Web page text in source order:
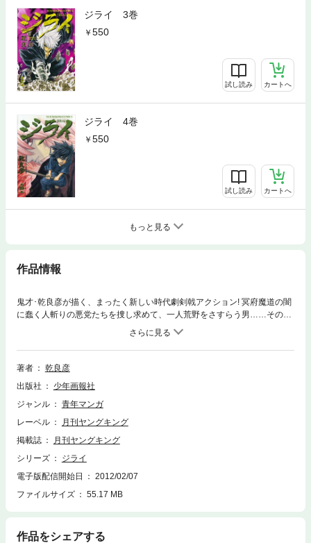
ジライ 3巻
550
試し読み カートへ
ジライ 4巻
550
試し読み カートへ
もっと見る
作品情報
鬼才･乾良彦が描く、まったく新しい時代劇剣戟アクション! 冥府魔道の闇
に蠢く人斬りの悪党たちを捜し求めて、一人荒野をさすらう男……その名
は｢ジライ｣……彼の右手は、岩をも砕くといわれる｢幻夢黒手刀｣。その刀
はしかし、斬られた者が夢に抱かれて死んで行けるという……悪と善、黒
と白が交錯する冥府魔道の闇を｢ジライ｣が斬る……時代劇漫画の未来を担
う、新感覚のスーパーアクションロマン!!?
著者
乾良彦
出版社
少年画報社
ジャンル
青年マンガ
レーベル
月刊ヤングキング
掲載誌
月刊ヤングキング
シリーズ
ジライ
電子版配信開始日
2012/02/07
ファイルサイズ
55.17 MB
作品をシェアする